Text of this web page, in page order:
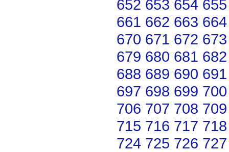
652 653 654 655
661 662 663 664
670 671 672 673
679 680 681 682
688 689 690 691
697 698 699 700
706 707 708 709
715 716 717 718
724 725 726 727